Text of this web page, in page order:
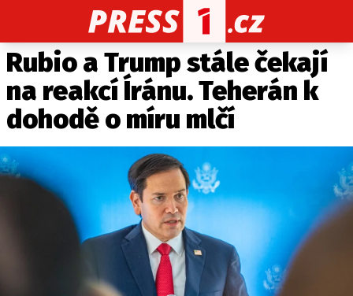
CELEBRITY NOVINKY SPORT POČASÍ
Máte příběh, fotku nebo video?
Pošlete e-mail na PRESS1.cz
O NÁS
O REDAKCI
KONTAKT
VYDAVATEL
Rubio a Trump stále čekají
na reakcí Íránu. Teherán k
dohodě o míru mlčí